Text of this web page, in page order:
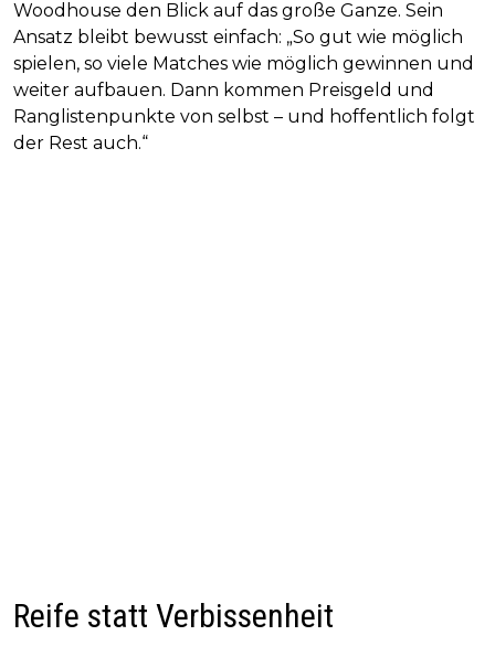
Woodhouse den Blick auf das große Ganze. Sein
Ansatz bleibt bewusst einfach: „So gut wie möglich
spielen, so viele Matches wie möglich gewinnen und
weiter aufbauen. Dann kommen Preisgeld und
Ranglistenpunkte von selbst – und hoffentlich folgt
der Rest auch.“
Reife statt Verbissenheit